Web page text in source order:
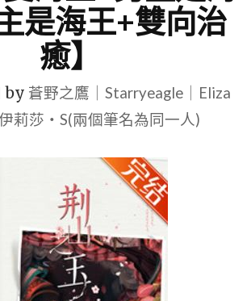
是海王+雙向治
癒】
by 蒼野之鷹｜Starryeagle｜Eliza
莉莎・S(兩個筆名為同一人)